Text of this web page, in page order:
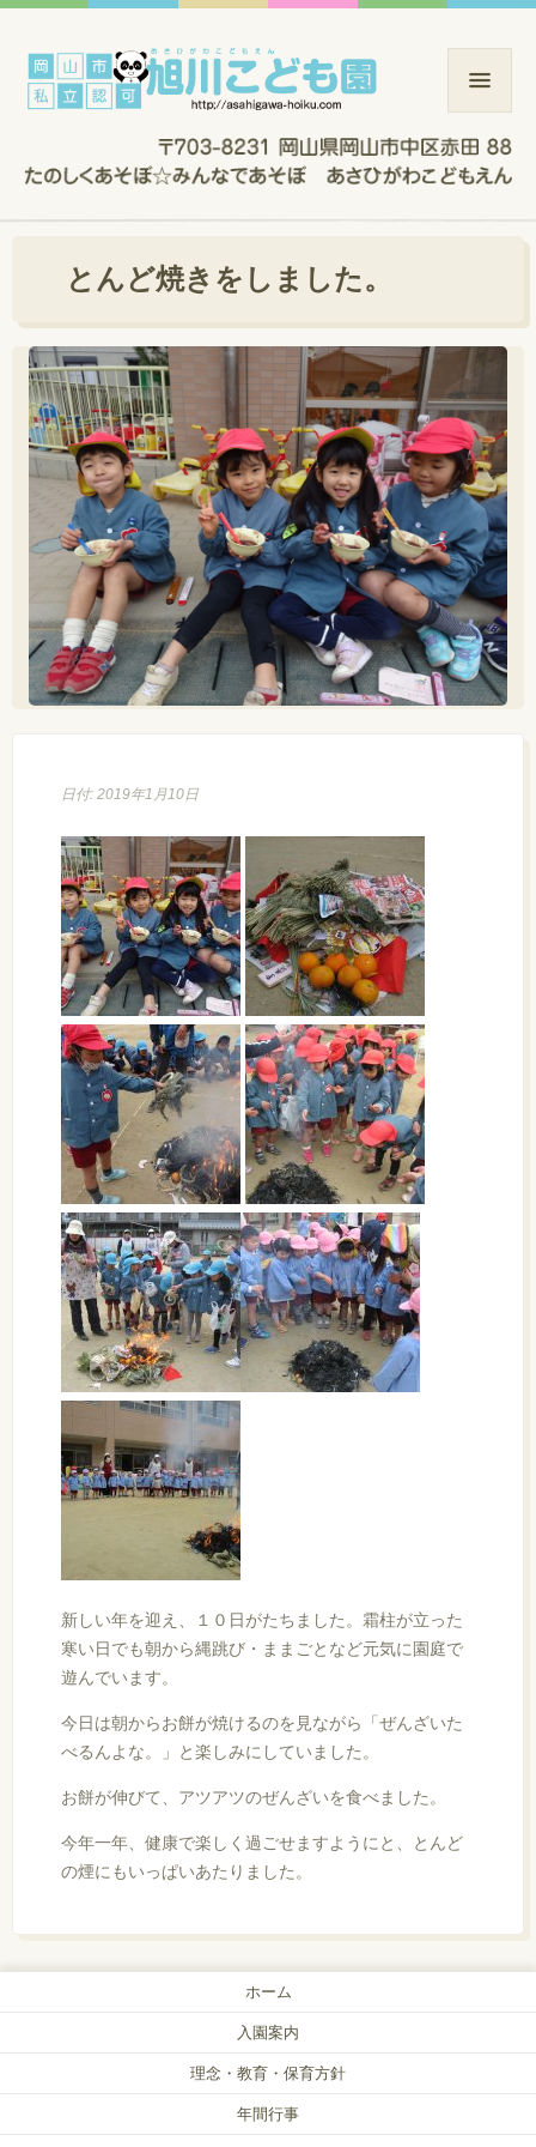
とんど焼きをしました。
日付: 2019年1月10日
新しい年を迎え、１０日がたちました。霜柱が立った
寒い日でも朝から縄跳び・ままごとなど元気に園庭で
遊んでいます。
今日は朝からお餅が焼けるのを見ながら「ぜんざいた
べるんよな。」と楽しみにしていました。
お餅が伸びて、アツアツのぜんざいを食べました。
今年一年、健康で楽しく過ごせますようにと、とんど
の煙にもいっぱいあたりました。
ホーム
入園案内
理念・教育・保育方針
年間行事